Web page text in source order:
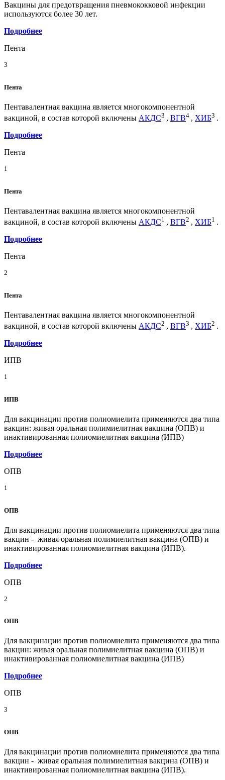
Вакцины для предотвращения пневмококковой инфекции
используются более 30 лет.
Подробнее
Пента
3
Пента
Пентавалентная вакцина является многокомпонентной
вакциной, в состав которой включены АКДС3 , ВГВ4 , ХИБ3 .
Подробнее
Пента
1
Пента
Пентавалентная вакцина является многокомпонентной
вакциной, в состав которой включены АКДС1 , ВГВ2 , ХИБ1 .
Подробнее
Пента
2
Пента
Пентавалентная вакцина является многокомпонентной
вакциной, в состав которой включены АКДС2 , ВГВ3 , ХИБ2 .
Подробнее
ИПВ
1
ИПВ
Для вакцинации против полиомиелита применяются два типа
вакцин: живая оральная полимиелитная вакцина (ОПВ) и
инактивированная полиомиелитная вакцина (ИПВ)
Подробнее
ОПВ
1
ОПВ
Для вакцинации против полиомиелита применяются два типа
вакцин - живая оральная полимиелитная вакцина (ОПВ) и
инактивированная полиомиелитная вакцина (ИПВ).
Подробнее
ОПВ
2
ОПВ
Для вакцинации против полиомиелита применяются два типа
вакцин: живая оральная полимиелитная вакцина (ОПВ) и
инактивированная полиомиелитная вакцина (ИПВ)
Подробнее
ОПВ
3
ОПВ
Для вакцинации против полиомиелита применяются два типа
вакцин - живая оральная полимиелитная вакцина (ОПВ) и
инактивированная полиомиелитная вакцина (ИПВ).